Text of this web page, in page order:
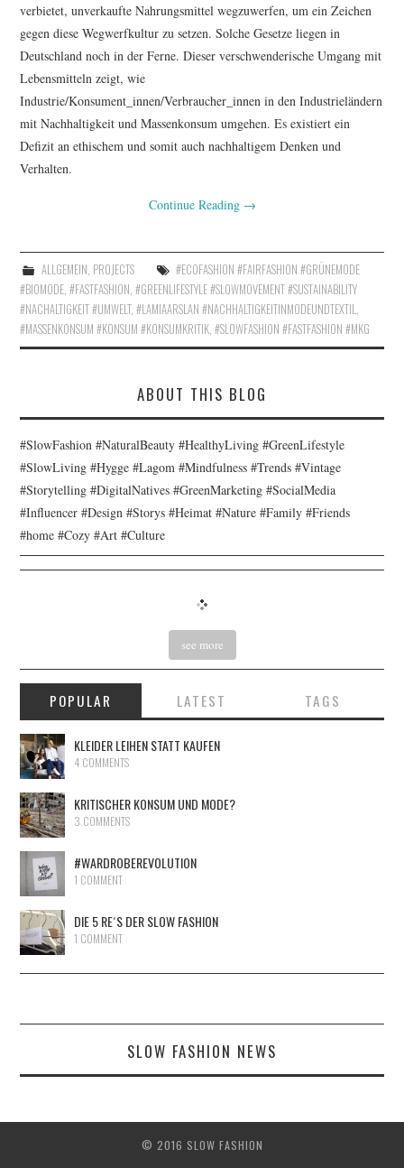
verbietet, unverkaufte Nahrungsmittel wegzuwerfen, um ein Zeichen
gegen diese Wegwerfkultur zu setzen. Solche Gesetze liegen in
Deutschland noch in der Ferne. Dieser verschwenderische Umgang mit
Lebensmitteln zeigt, wie
Industrie/Konsument_innen/Verbraucher_innen in den Industrieländern
mit Nachhaltigkeit und Massenkonsum umgehen. Es existiert ein
Defizit an ethischem und somit auch nachhaltigem Denken und
Verhalten.
Continue Reading →
ALLGEMEIN, PROJECTS
#ECOFASHION #FAIRFASHION #GRÜNEMODE
#BIOMODE,#FASTFASHION,#GREENLIFESTYLE #SLOWMOVEMENT #SUSTAINABILITY
#NACHALTIGKEIT #UMWELT,#LAMIAARSLAN #NACHHALTIGKEITINMODEUNDTEXTIL,
#MASSENKONSUM #KONSUM #KONSUMKRITIK,#SLOWFASHION #FASTFASHION #MKG
ABOUT THIS BLOG
#SlowFashion #NaturalBeauty #HealthyLiving #GreenLifestyle
#SlowLiving #Hygge #Lagom #Mindfulness #Trends #Vintage
#Storytelling #DigitalNatives #GreenMarketing #SocialMedia
#Influencer #Design #Storys #Heimat #Nature #Family #Friends
#home #Cozy #Art #Culture
see more
POPULAR LATEST TAGS
KLEIDER LEIHEN STATT KAUFEN
4 COMMENTS
KRITISCHER KONSUM UND MODE?
3 COMMENTS
#WARDROBEREVOLUTION
1 COMMENT
DIE 5 RE´S DER SLOW FASHION
1 COMMENT
SLOW FASHION NEWS
© 2016 SLOW FASHION